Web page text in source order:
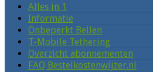
Alles in 1
Informatie
Onbeperkt Bellen
T-Mobile Tethering
Overzicht abonnementen
FAQ Bestelkostenwijzer.nl